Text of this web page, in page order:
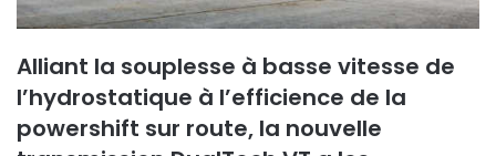
i
l
Alliant la souplesse à basse vitesse de
l’hydrostatique à l’efficience de la
powershift sur route, la nouvelle